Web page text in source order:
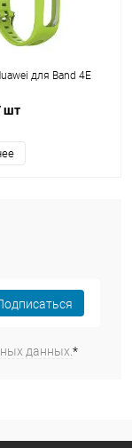
для Band 4E
шт
данных.*